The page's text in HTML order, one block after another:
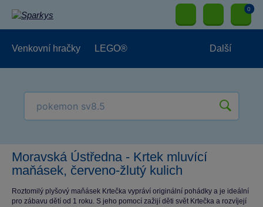
0
Venkovní hračky LEGO® Další
Moravská Ústředna - Krtek mluvící
maňásek, červeno-žlutý kulich
Roztomilý plyšový maňásek Krtečka vypráví originální pohádky a je ideální
pro zábavu dětí od 1 roku. S jeho pomocí zažijí děti svět Krtečka a rozvíjejí